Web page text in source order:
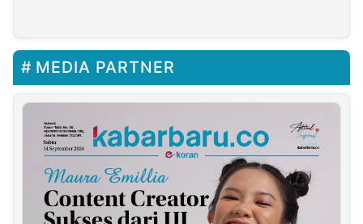
MEDIA PARTNER